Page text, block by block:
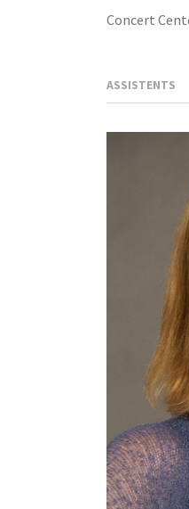
Concert
ASSISTENTS